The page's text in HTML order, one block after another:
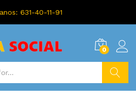
631-40-11-91
0